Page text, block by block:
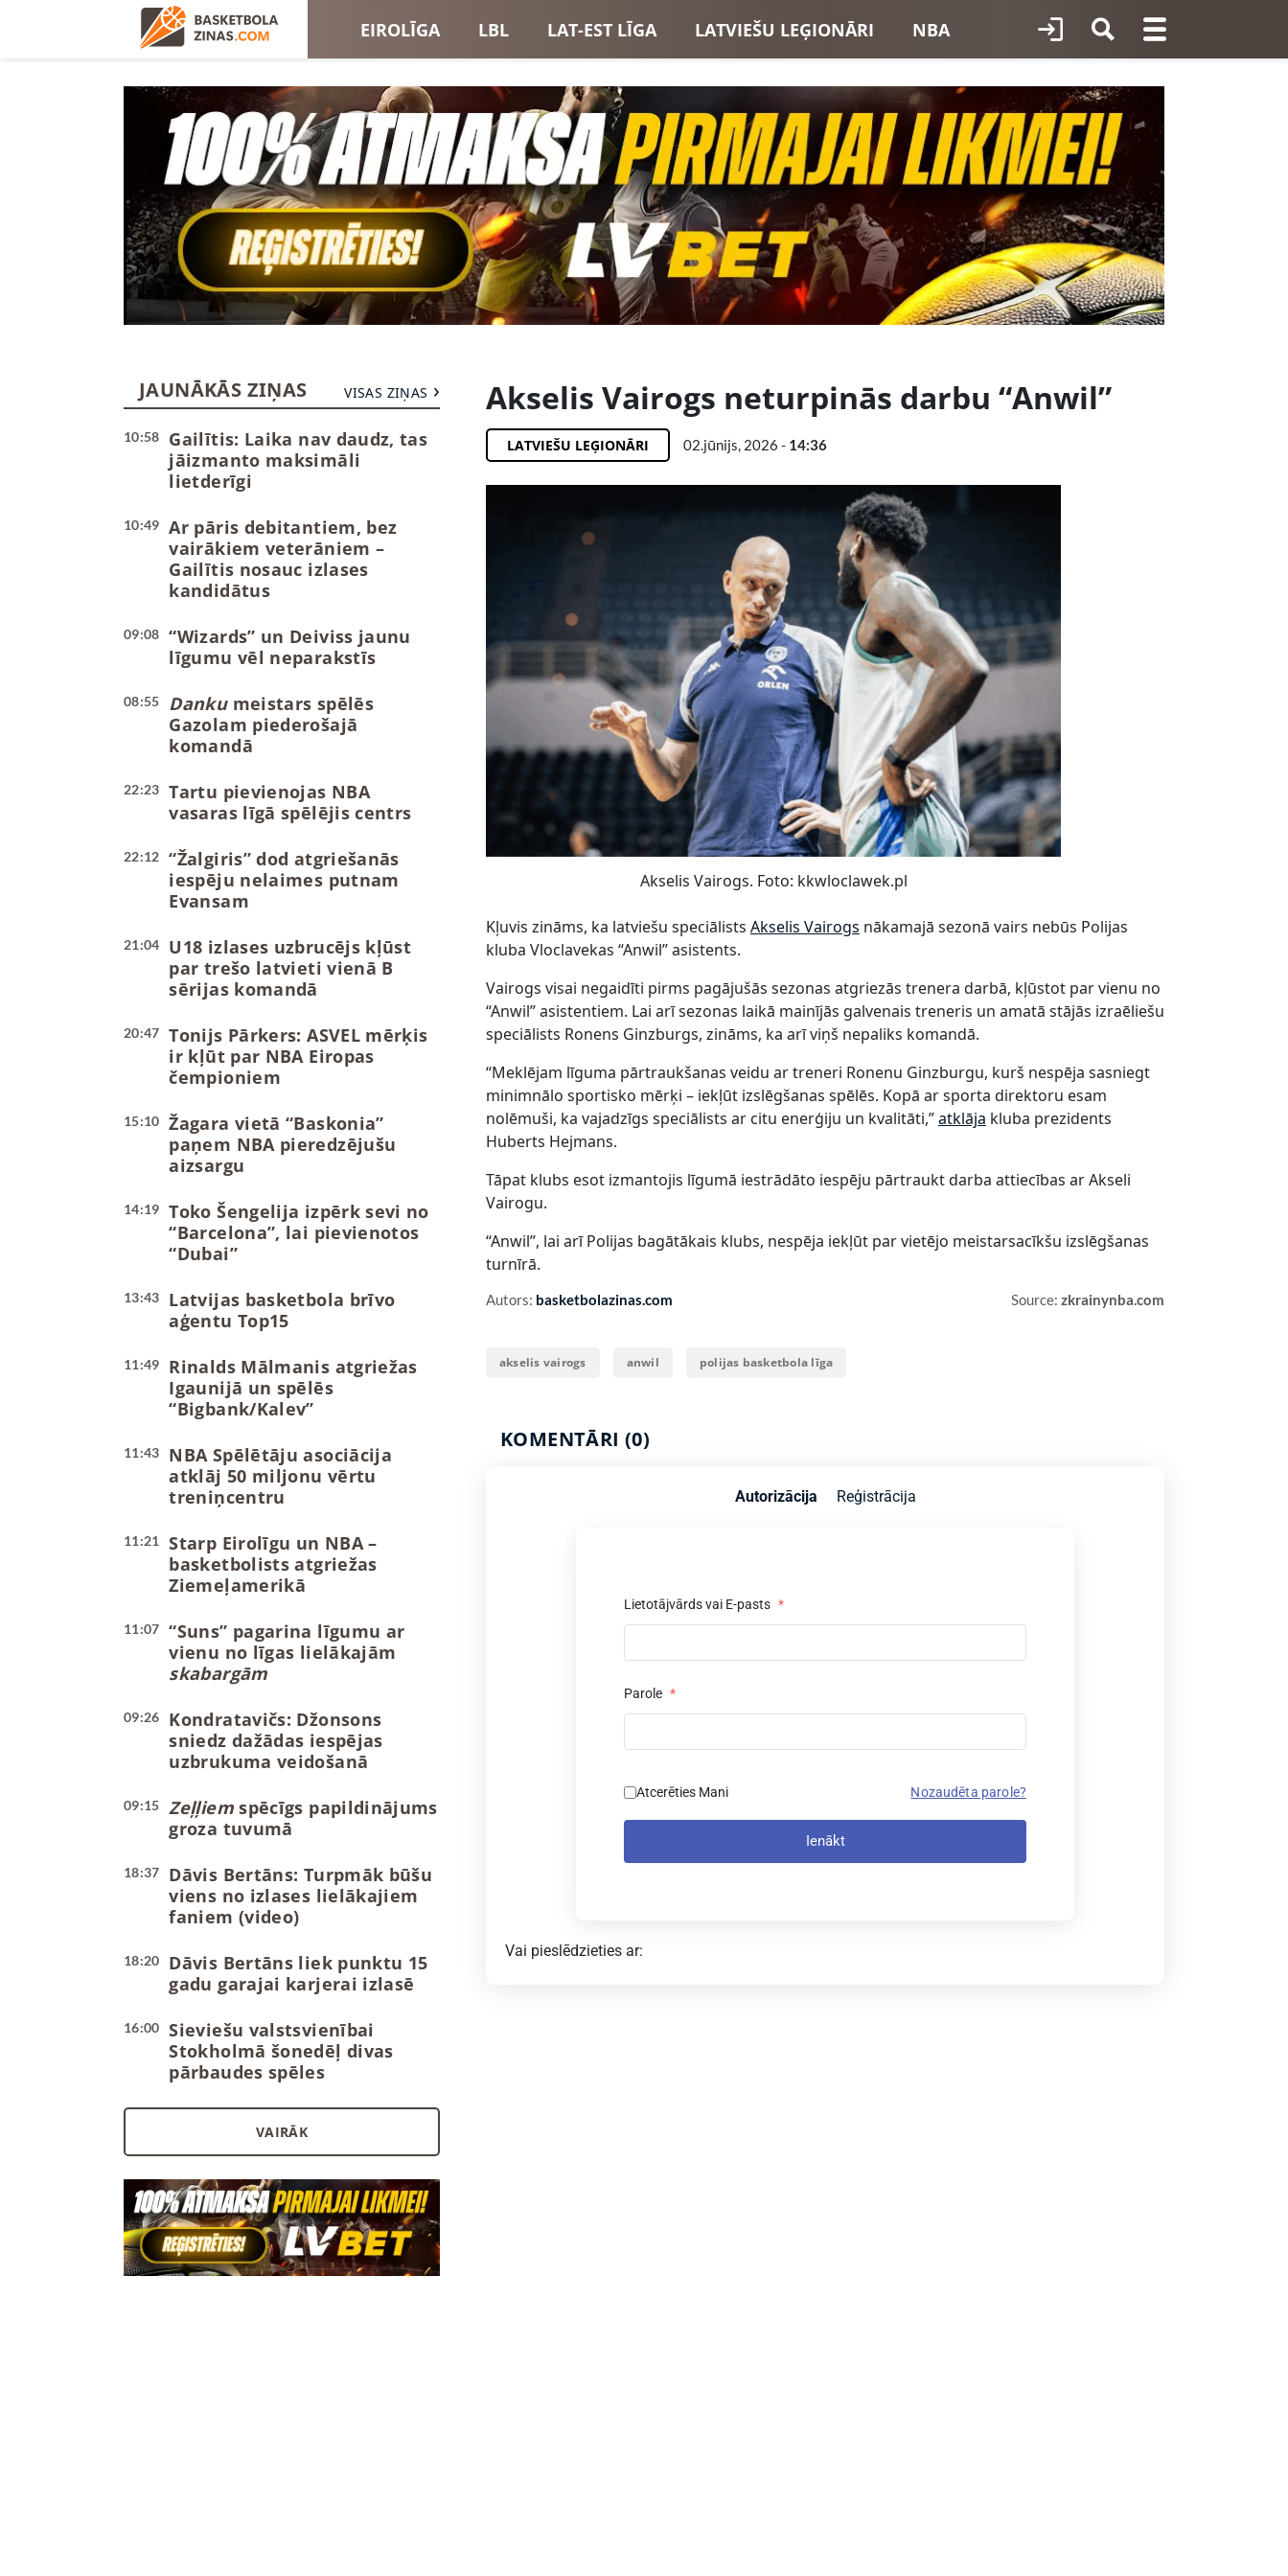
EIROLĪGA LBL LAT-EST LĪGA LATVIEŠU LEĢIONĀRI NBA
EIROKAUSI LATVIJAS IZLASE
JAUNĀKĀS ZIŅAS VISAS ZIŅAS
10:58
Gailītis: Laika nav daudz, tas
jāizmanto maksimāli
lietderīgi
10:49
Ar pāris debitantiem, bez
vairākiem veterāniem –
Gailītis nosauc izlases
kandidātus
09:08
“Wizards” un Deiviss jaunu
līgumu vēl neparakstīs
08:55 Dankumeistars spēlēs
Gazolam piederošajā
komandā
22:23
Tartu pievienojas NBA
vasaras līgā spēlējis centrs
22:12
“Žalgiris” dod atgriešanās
iespēju nelaimes putnam
Evansam
21:04
U18 izlases uzbrucējs kļūst
par trešo latvieti vienā B
sērijas komandā
20:47
Tonijs Pārkers: ASVEL mērķis
ir kļūt par NBA Eiropas
čempioniem
15:10
Žagara vietā “Baskonia”
paņem NBA pieredzējušu
aizsargu
14:19
Toko Šengelija izpērk sevi no
“Barcelona”, lai pievienotos
“Dubai”
13:43
Latvijas basketbola brīvo
aģentu Top15
11:49
Rinalds Mālmanis atgriežas
Igaunijā un spēlēs
“Bigbank/Kalev”
11:43
NBA Spēlētāju asociācija
atklāj 50 miljonu vērtu
treniņcentru
11:21
Starp Eirolīgu un NBA –
basketbolists atgriežas
Ziemeļamerikā
11:07
“Suns” pagarina līgumu ar
vienu no līgas lielākajām
skabargām
09:26
Kondratavičs: Džonsons
sniedz dažādas iespējas
uzbrukuma veidošanā
09:15 Zeļļiemspēcīgs papildinājums
groza tuvumā
18:37
Dāvis Bertāns: Turpmāk būšu
viens no izlases lielākajiem
faniem (video)
18:20
Dāvis Bertāns liek punktu 15
gadu garajai karjerai izlasē
16:00
Sieviešu valstsvienībai
Stokholmā šonedēļ divas
pārbaudes spēles
VAIRĀK
Akselis Vairogs neturpinās darbu “Anwil”
LATVIEŠU LEĢIONĀRI 02.jūnijs, 2026 - 14:36
Akselis Vairogs. Foto: kkwloclawek.pl
Kļuvis zināms, ka latviešu speciālists Akselis Vairogs nākamajā sezonā vairs nebūs Polijas
kluba Vloclavekas “Anwil” asistents.
Vairogs visai negaidīti pirms pagājušās sezonas atgriezās trenera darbā, kļūstot par vienu no
“Anwil” asistentiem. Lai arī sezonas laikā mainījās galvenais treneris un amatā stājās izraēliešu
speciālists Ronens Ginzburgs, zināms, ka arī viņš nepaliks komandā.
“Meklējam līguma pārtraukšanas veidu ar treneri Ronenu Ginzburgu, kurš nespēja sasniegt
minimnālo sportisko mērķi – iekļūt izslēgšanas spēlēs. Kopā ar sporta direktoru esam
nolēmuši, ka vajadzīgs speciālists ar citu enerģiju un kvalitāti,”atklāja kluba prezidents
Huberts Hejmans.
Tāpat klubs esot izmantojis līgumā iestrādāto iespēju pārtraukt darba attiecības ar Akseli
Vairogu.
“Anwil”, lai arī Polijas bagātākais klubs, nespēja iekļūt par vietējo meistarsacīkšu izslēgšanas
turnīrā.
Autors: basketbolazinas.com Source: zkrainynba.com
akselis vairogs anwil polijas basketbola līga
KOMENTĀRI (0)
Autorizācija Reģistrācija
Lietotājvārds vai E-pasts *
Parole *
Atcerēties Mani Nozaudēta parole?
Ienākt
Vai pieslēdzieties ar: